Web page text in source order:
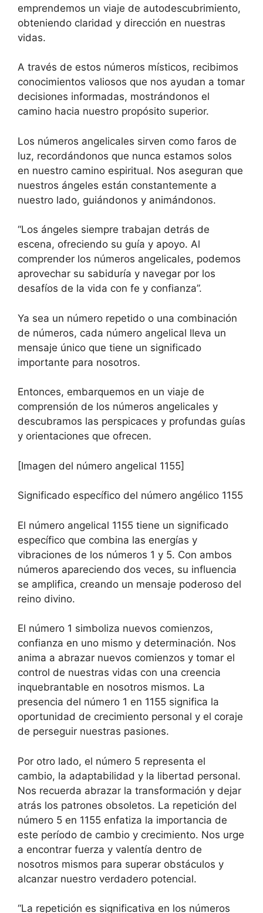
emprendemos un viaje de autodescubrimiento,
obteniendo claridad y dirección en nuestras
vidas.
A través de estos números místicos, recibimos
conocimientos valiosos que nos ayudan a tomar
decisiones informadas, mostrándonos el
camino hacia nuestro propósito superior.
Los números angelicales sirven como faros de
luz, recordándonos que nunca estamos solos
en nuestro camino espiritual. Nos aseguran que
nuestros ángeles están constantemente a
nuestro lado, guiándonos y animándonos.
“Los ángeles siempre trabajan detrás de
escena, ofreciendo su guía y apoyo. Al
comprender los números angelicales, podemos
aprovechar su sabiduría y navegar por los
desafíos de la vida con fe y confianza”.
Ya sea un número repetido o una combinación
de números, cada número angelical lleva un
mensaje único que tiene un significado
importante para nosotros.
Entonces, embarquemos en un viaje de
comprensión de los números angelicales y
descubramos las perspicaces y profundas guías
y orientaciones que ofrecen.
[Imagen del número angelical 1155]
Significado específico del número angélico 1155
El número angelical 1155 tiene un significado
específico que combina las energías y
vibraciones de los números 1 y 5. Con ambos
números apareciendo dos veces, su influencia
se amplifica, creando un mensaje poderoso del
reino divino.
El número 1 simboliza nuevos comienzos,
confianza en uno mismo y determinación. Nos
anima a abrazar nuevos comienzos y tomar el
control de nuestras vidas con una creencia
inquebrantable en nosotros mismos. La
presencia del número 1 en 1155 significa la
oportunidad de crecimiento personal y el coraje
de perseguir nuestras pasiones.
Por otro lado, el número 5 representa el
cambio, la adaptabilidad y la libertad personal.
Nos recuerda abrazar la transformación y dejar
atrás los patrones obsoletos. La repetición del
número 5 en 1155 enfatiza la importancia de
este período de cambio y crecimiento. Nos urge
a encontrar fuerza y valentía dentro de
nosotros mismos para superar obstáculos y
alcanzar nuestro verdadero potencial.
“La repetición es significativa en los números